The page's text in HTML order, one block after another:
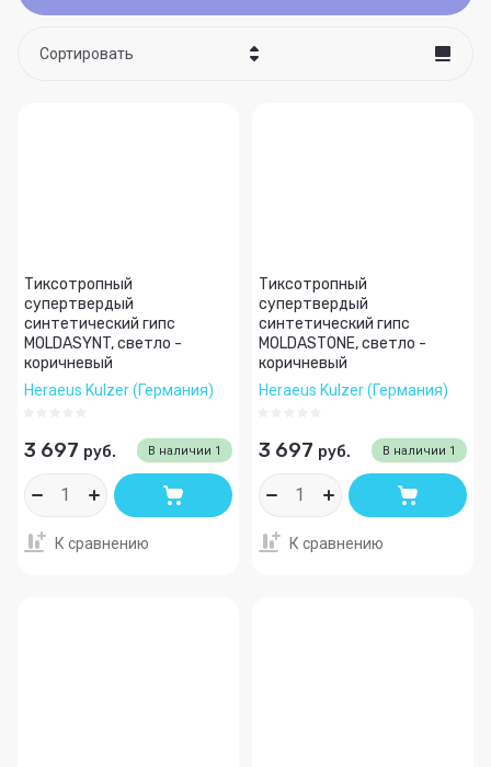
Сортировать
Тиксотропный
супертвердый
синтетический гипс
MOLDASYNT, светло -
коричневый
Heraeus Kulzer (Германия)
В наличии 1
3 697 руб.
К сравнению
Тиксотропный
супертвердый
синтетический гипс
MOLDASTONE, светло -
коричневый
Heraeus Kulzer (Германия)
В наличии 1
3 697 руб.
К сравнению